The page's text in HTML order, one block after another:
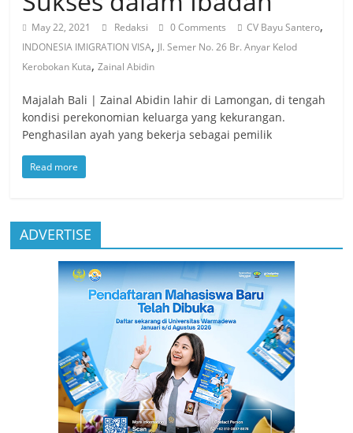
May 22, 2021 Redaksi 0 Comments CV Bayu Santero,
INDONESIA IMIGRATION VISA, Jl. Semer No. 26 Br. Anyar Kelod
Kerobokan Kuta,Zainal Abidin
Majalah Bali | Zainal Abidin lahir di Lamongan, di tengah
kondisi perekonomian keluarga yang kekurangan.
Penghasilan ayah yang bekerja sebagai pemilik
Read more
ADVERTISE